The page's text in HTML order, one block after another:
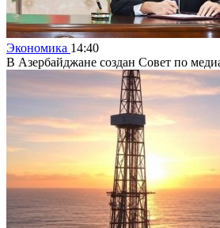
Экономика 14:40
В Азербайджане создан Совет по